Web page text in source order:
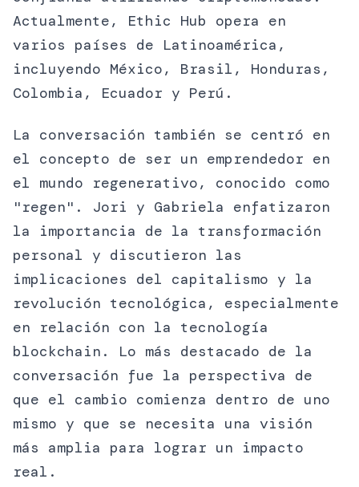
Actualmente, Ethic Hub opera en
varios países de Latinoamérica,
incluyendo México, Brasil, Honduras,
Colombia, Ecuador y Perú.
La conversación también se centró en
el concepto de ser un emprendedor en
el mundo regenerativo, conocido como
"regen". Jori y Gabriela enfatizaron
la importancia de la transformación
personal y discutieron las
implicaciones del capitalismo y la
revolución tecnológica, especialmente
en relación con la tecnología
blockchain. Lo más destacado de la
conversación fue la perspectiva de
que el cambio comienza dentro de uno
mismo y que se necesita una visión
más amplia para lograr un impacto
real.